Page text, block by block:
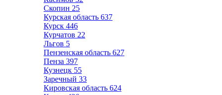
Скопин 25
Курская область 637
Курск 446
Курчатов 22
Льгов 5
Пензенская область 627
Пенза 397
Кузнецк 55
Заречный 33
Кировская область 624